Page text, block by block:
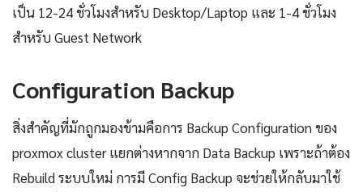
เป็น 12-24 ชั่วโมงสำหรับ Desktop/Laptop และ 1-4 ชั่วโมง
สำหรับ Guest Network
Configuration Backup
สิ่งสำคัญที่มักถูกมองข้ามคือการ Backup Configuration ของ
proxmox cluster แยกต่างหากจาก Data Backup เพราะถ้าต้อง
Rebuild ระบบใหม่ การมี Config Backup จะช่วยให้กลับมาใช้